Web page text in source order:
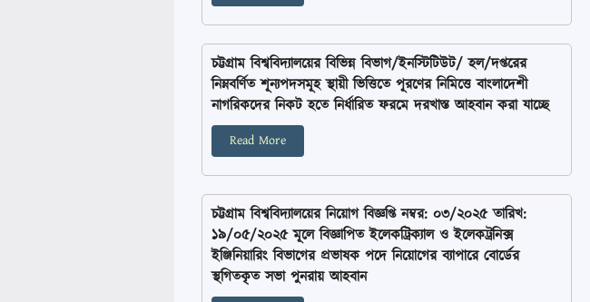
চট্টগ্রাম বিশ্ববিদ্যালয়ের বিভিন্ন বিভাগ/ইনস্টিটিউট/ হল/দপ্তরের
নিম্নবর্ণিত শূন্যপদসমূহ স্থায়ী ভিত্তিতে পূরণের নিমিত্তে বাংলাদেশী
নাগরিকদের নিকট হতে নির্ধারিত ফরমে দরখাস্ত আহবান করা যাচ্ছে
Read More
চট্টগ্রাম বিশ্ববিদ্যালয়ের নিয়োগ বিজ্ঞপ্তি নম্বর: ০৩/২০২৫ তারিখ:
১৯/০৫/২০২৫ মূলে বিজ্ঞাপিত ইলেকট্রিক্যাল ও ইলেকট্রনিক্স
ইঞ্জিনিয়ারিং বিভাগের প্রভাষক পদে নিয়োগের ব্যাপারে বোর্ডের
স্থগিতকৃত সভা পুনরায় আহবান